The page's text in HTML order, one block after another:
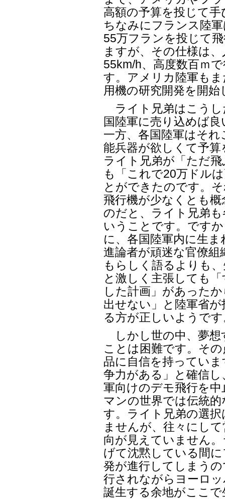
高額の予算を投じて
ちなみにフランス陸
55万フランを投じて
ますが、その仕様は
55km/h、高度数百ｍ
す。アメリカ陸軍も
用機の研究開発を開
ライト兄弟はこうし
国陸軍に売り込めば
一方、各国陸軍はそ
能兵器が欲しくて予
ライト兄弟が「ただ
も「これで20万ドル
とができたのです。
飛行機が少なくとも
のだと、ライト兄弟
いうことです。です
に、各国陸軍内に生
進論者が頑迷な官僚
もらしく語るよりも
と激しく主張しても
した計画」があった
出せない」と陸軍省
る方が正しいようです
しかし世の中、夢想
ことは困難です。そ
品に自信を持ってい
争力がある」と確信
軍向けのデモ飛行を
マンの世界では伝統
す。ライト兄弟の選
ませんが、往々にし
向が見えていません
げて沈黙している間
発が進行してしまう
行されながらヨーロ
誕生する余地がここ